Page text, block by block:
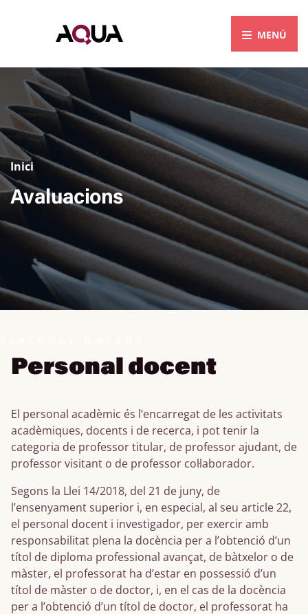
Inici
Avaluacions
Personal docent
El personal acadèmic és l’encarregat de les activitats
acadèmiques, docents i de recerca, i pot tenir la
categoria de professor titular, de professor ajudant, de
professor visitant o de professor col·laborador.
Segons la Llei 14/2018, del 21 de juny, de
l’ensenyament superior i, en especial, al seu article 22,
el personal docent i investigador, per exercir amb
responsabilitat plena la docència per a l’obtenció d’un
títol de diploma professional avançat, de bàtxelor o de
màster, el professorat ha d’estar en possessió d’un
títol de màster o de doctor, i, en el cas de la docència
per a l’obtenció d’un títol de doctor, el professorat ha